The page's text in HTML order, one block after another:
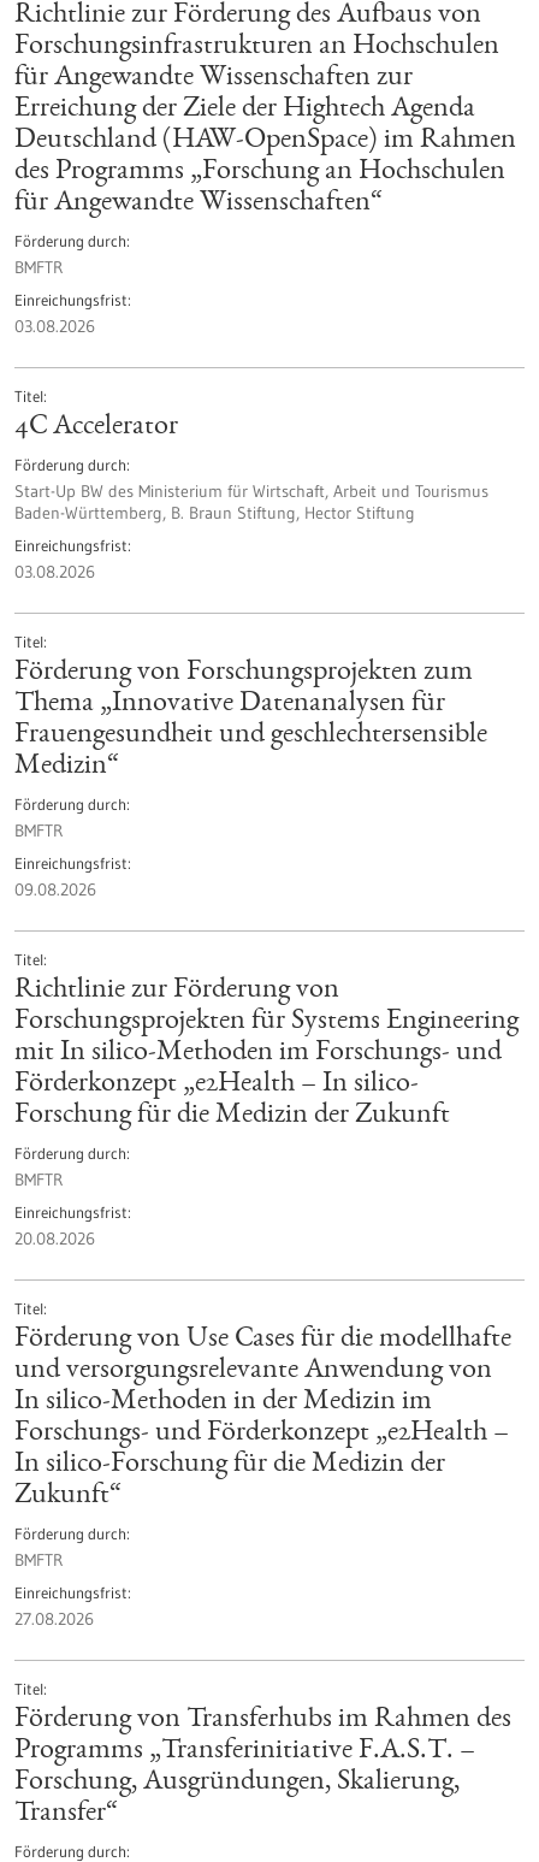
Richtlinie zur Förderung des Aufbaus von
Forschungsinfrastrukturen an Hochschulen
für Angewandte Wissenschaften zur
Erreichung der Ziele der Hightech Agenda
Deutschland (HAW-OpenSpace) im Rahmen
des Programms „Forschung an Hochschulen
für Angewandte Wissenschaften“
Förderung durch
BMFTR
Einreichungsfrist
03.08.2026
Titel
4C Accelerator
Förderung durch
Start-Up BW des Ministerium für Wirtschaft, Arbeit und Tourismus
Baden-Württemberg, B. Braun Stiftung, Hector Stiftung
Einreichungsfrist
03.08.2026
Titel
Förderung von Forschungsprojekten zum
Thema „Innovative Datenanalysen für
Frauengesundheit und geschlechtersensible
Medizin“
Förderung durch
BMFTR
Einreichungsfrist
09.08.2026
Titel
Richtlinie zur Förderung von
Forschungsprojekten für Systems Engineering
mit In silico-Methoden im Forschungs- und
Förderkonzept „e2Health – In silico-
Forschung für die Medizin der Zukunft
Förderung durch
BMFTR
Einreichungsfrist
20.08.2026
Titel
Förderung von Use Cases für die modellhafte
und versorgungsrelevante Anwendung von
In silico-Methoden in der Medizin im
Forschungs- und Förderkonzept „e2Health –
In silico-Forschung für die Medizin der
Zukunft“
Förderung durch
BMFTR
Einreichungsfrist
27.08.2026
Titel
Förderung von Transferhubs im Rahmen des
Programms „Transferinitiative F.A.S.T. –
Forschung, Ausgründungen, Skalierung,
Transfer“
Förderung durch